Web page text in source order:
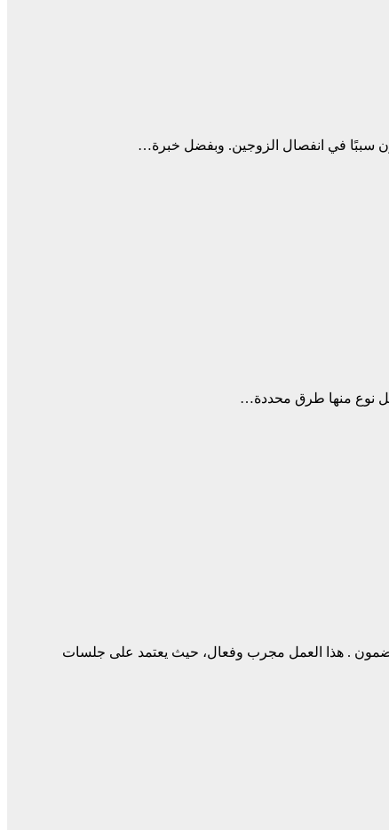
سببًا في انفصال الزوجين. وبفضل خبرة…
نوع منها طرق محددة…